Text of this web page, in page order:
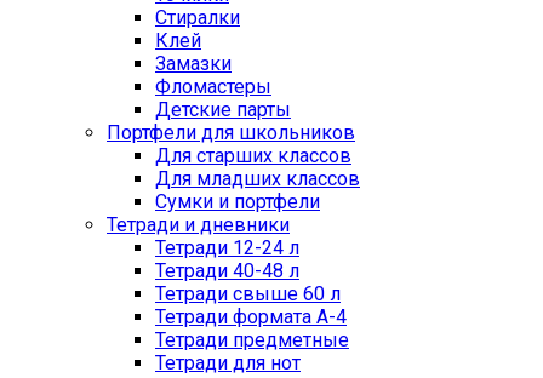
Стиралки
Клей
Замазки
Фломастеры
Детские парты
Портфели для школьников
Для старших классов
Для младших классов
Сумки и портфели
Тетради и дневники
Тетради 12-24 л
Тетради 40-48 л
Тетради свыше 60 л
Тетради формата А-4
Тетради предметные
Тетради для нот